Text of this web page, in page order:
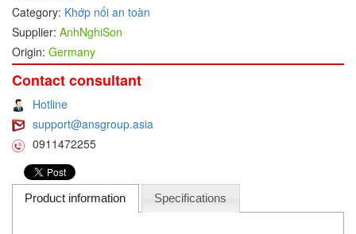
Delta sensor
Delta-mobrey
DEMA Engineering/ Foam- IT
DESAX
DET-TRONICS
Deublin
Diakont
Dias Infrared
Category: Khớp nối an toàn
Supplier: AnhNghiSon
Origin: Germany
Contact consultant
Hotline
support@ansgroup.asia
0911472255
Product information Specifications